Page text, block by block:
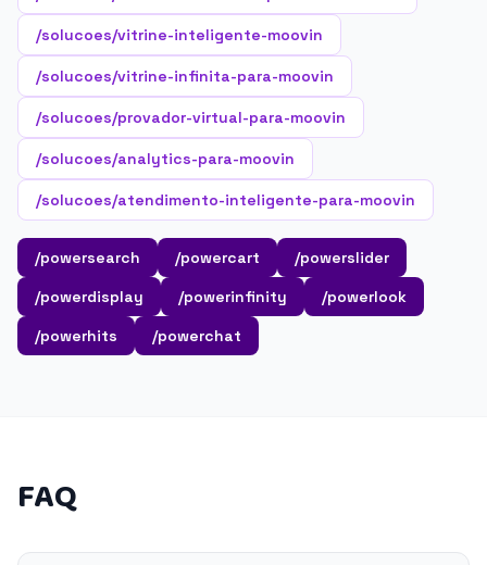
/solucoes/vitrine-inteligente-moovin
/solucoes/vitrine-infinita-para-moovin
/solucoes/provador-virtual-para-moovin
/solucoes/analytics-para-moovin
/solucoes/atendimento-inteligente-para-moovin
/powersearch /powercart
/powerslider
/powerdisplay
/powerinfinity
/powerlook
/powerhits
/powerchat
FAQ